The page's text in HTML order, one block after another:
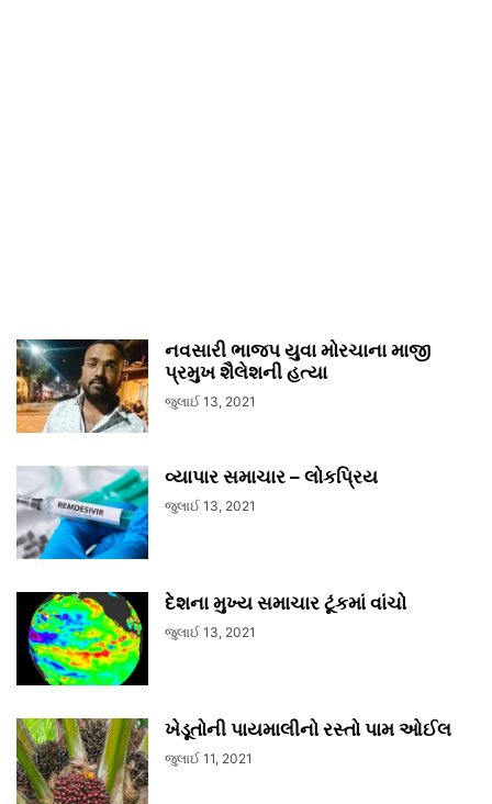
નવસારી ભાજપ યુવા મોરચાના માજી
પ્રમુખ શૈલેશની હત્યા
જુલાઈ 13, 2021
વ્યાપાર સમાચાર – લોકપ્રિય
જુલાઈ 13, 2021
દેશના મુખ્ય સમાચાર ટૂંકમાં વાંચો
જુલાઈ 13, 2021
ખેડૂતોની પાયમાલીનો રસ્તો પામ ઓઈલ
જુલાઈ 11, 2021